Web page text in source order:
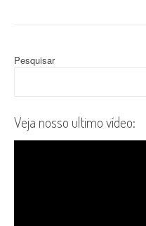
Pesquisar
Veja nosso ultimo vídeo: